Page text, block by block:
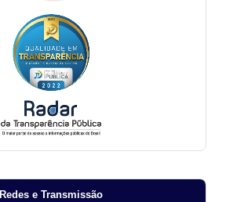
Redes e Transmissão